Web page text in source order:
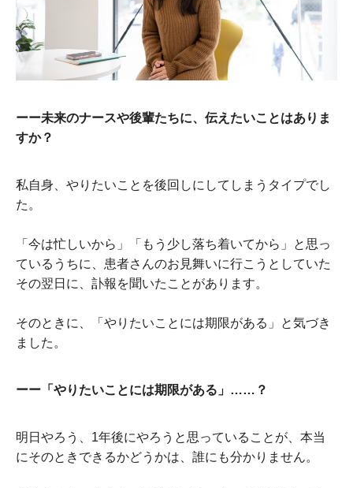
ーー未来のナースや後輩たちに、伝えたいことはありま
すか？
私自身、やりたいことを後回しにしてしまうタイプでし
た。
「今は忙しいから」「もう少し落ち着いてから」と思っ
ているうちに、患者さんのお見舞いに行こうとしていた
その翌日に、訃報を聞いたことがあります。
そのときに、「やりたいことには期限がある」と気づき
ました。
ーー「やりたいことには期限がある」……？
明日やろう、1年後にやろうと思っていることが、本当
にそのときできるかどうかは、誰にも分かりません。